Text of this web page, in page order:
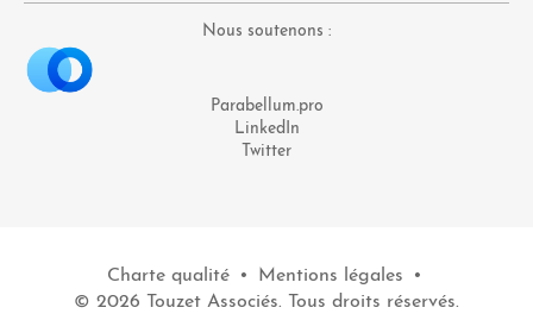
Nous soutenons :
Parabellum.pro
LinkedIn
Twitter
Charte qualité • Mentions légales
•
© 2026 Touzet Associés. Tous droits réservés.